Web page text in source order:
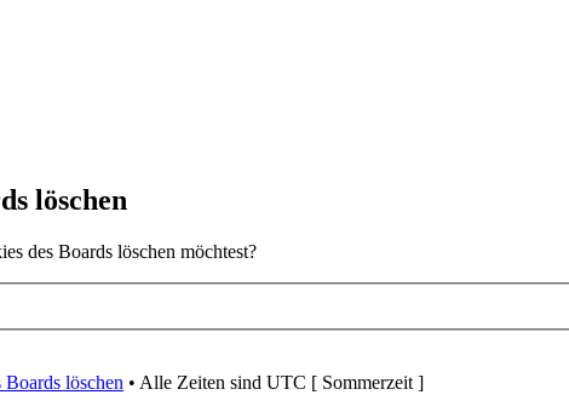
löschen
des Boards löschen möchtest?
löschen • Alle Zeiten sind UTC [ Sommerzeit ]